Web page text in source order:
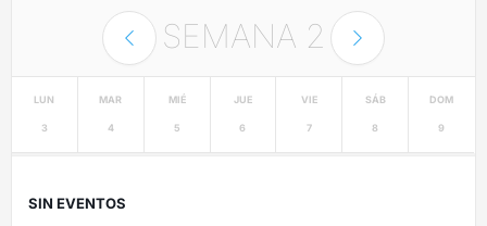
SEMANA 2
LUN
3
MAR
4
MIÉ
5
JUE
6
VIE
7
SÁB
8
DOM
9
SIN EVENTOS